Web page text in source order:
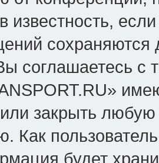
известность,
сохраняются
соглашаетесь
закрыть
Как
будет